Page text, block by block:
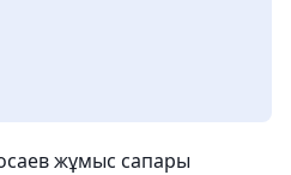
жұмыс сапары